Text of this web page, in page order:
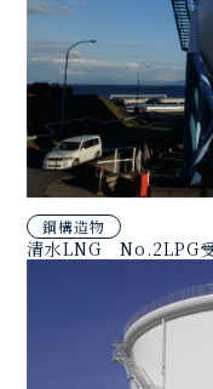
鋼構造物
清水LNG No.2LPG